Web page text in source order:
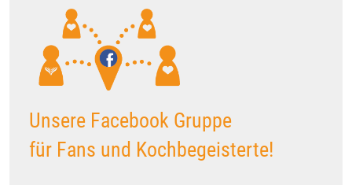
Unsere Facebook Gruppe
für Fans und Kochbegeisterte!